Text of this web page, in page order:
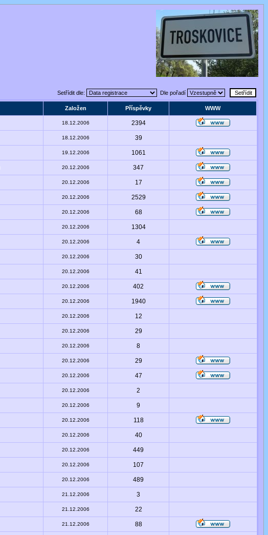
Setřídit dle: Dle pořadí
Založen Příspěvky WWW
18.12.2006 2394
18.12.2006 39
19.12.2006 1061
20.12.2006 347
20.12.2006 17
20.12.2006 2529
20.12.2006 68
20.12.2006 1304
20.12.2006 4
20.12.2006 30
20.12.2006 41
20.12.2006 402
20.12.2006 1940
20.12.2006 12
20.12.2006 29
20.12.2006 8
20.12.2006 29
20.12.2006 47
20.12.2006 2
20.12.2006 9
20.12.2006 118
20.12.2006 40
20.12.2006 449
20.12.2006 107
20.12.2006 489
21.12.2006 3
21.12.2006 22
21.12.2006 88